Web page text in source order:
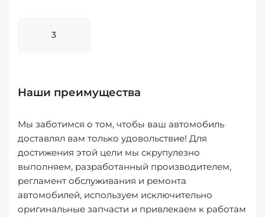
3
Наши преимущества
Мы заботимся о том, чтобы ваш автомобиль
доставлял вам только удовольствие! Для
достижения этой цели мы скрупулезно
выполняем, разработанный производителем,
регламент обслуживания и ремонта
автомобилей, используем исключительно
оригинальные запчасти и привлекаем к работам